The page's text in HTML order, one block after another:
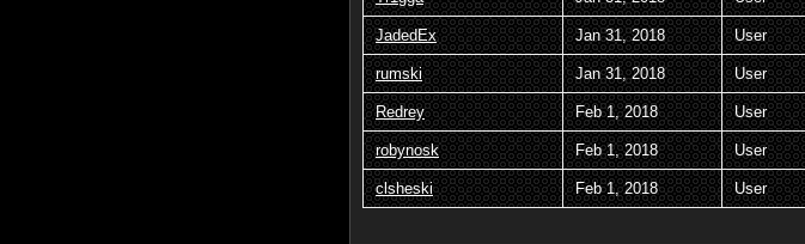
JadedEx Jan 31, 2018 User
rumski Jan 31, 2018 User
Redrey Feb 1, 2018 User
robynosk Feb 1, 2018 User
clsheski Feb 1, 2018 User